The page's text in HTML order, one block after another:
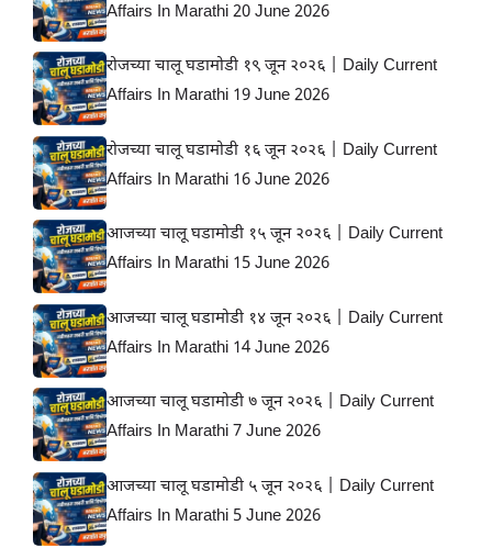
Affairs In Marathi 20 June 2026
रोजच्या चालू घडामोडी १९ जून २०२६ | Daily Current
Affairs In Marathi 19 June 2026
रोजच्या चालू घडामोडी १६ जून २०२६ | Daily Current
Affairs In Marathi 16 June 2026
आजच्या चालू घडामोडी १५ जून २०२६ | Daily Current
Affairs In Marathi 15 June 2026
आजच्या चालू घडामोडी १४ जून २०२६ | Daily Current
Affairs In Marathi 14 June 2026
आजच्या चालू घडामोडी ७ जून २०२६ | Daily Current
Affairs In Marathi 7 June 2026
आजच्या चालू घडामोडी ५ जून २०२६ | Daily Current
Affairs In Marathi 5 June 2026